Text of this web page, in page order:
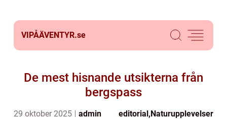
VIPÅÄVENTYR.se
De mest hisnande utsikterna från
bergspass
29 oktober 2025 admin editorial,Naturupplevelser